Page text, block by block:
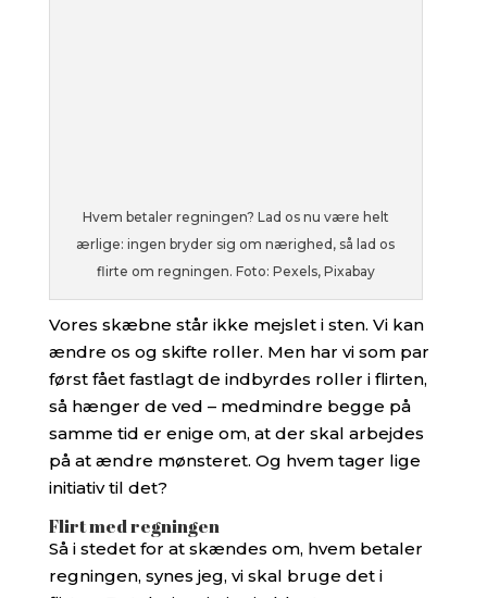
Hvem betaler regningen? Lad os nu være helt
ærlige: ingen bryder sig om nærighed, så lad os
flirte om regningen. Foto: Pexels, Pixabay
Vores skæbne står ikke mejslet i sten. Vi kan
ændre os og skifte roller. Men har vi som par
først fået fastlagt de indbyrdes roller i flirten,
så hænger de ved – medmindre begge på
samme tid er enige om, at der skal arbejdes
på at ændre mønsteret. Og hvem tager lige
initiativ til det?
Flirt med regningen
Så i stedet for at skændes om, hvem betaler
regningen, synes jeg, vi skal bruge det i